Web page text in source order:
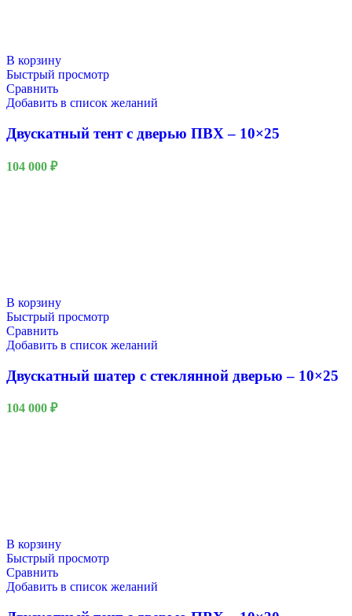
В корзину
Быстрый просмотр
Сравнить
Добавить в список желаний
Двускатный тент с дверью ПВХ – 10×25
104 000 ₽
В корзину
Быстрый просмотр
Сравнить
Добавить в список желаний
Двускатный шатер с стеклянной дверью – 10×25
104 000 ₽
В корзину
Быстрый просмотр
Сравнить
Добавить в список желаний